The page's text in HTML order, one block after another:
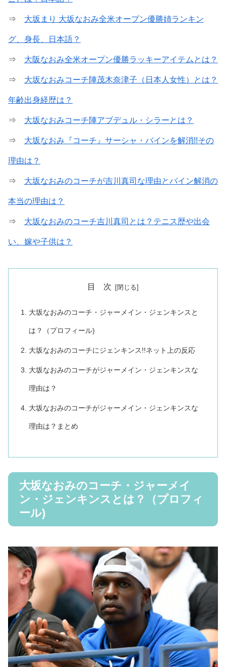
⇒ 大坂まり 大坂なおみ全米オープン優勝姉ランキン
グ、身長、日本語？
⇒ 大阪なおみ全米オープン優勝ラッキーアイテムとは？
⇒ 大坂なおみコーチ陣茂木奈津子（日本人女性）とは？
年齢出身経歴は？
⇒ 大坂なおみコーチ陣アブデュル・シラーとは？
⇒ 大坂なおみ『コーチ』サーシャ・バインを解消!!その
理由は？
⇒ 大坂なおみのコーチが吉川真司な理由とバイン解消の
本当の理由は？
⇒ 大坂なおみのコーチ吉川真司とは？テニス歴や出会
い、嫁や子供は？
目 次
大坂なおみのコーチ・ジャーメイン・ジェンキンスと
は？（プロフィール)
大坂なおみのコーチにジェンキンス!!ネット上の反応
大坂なおみのコーチがジャーメイン・ジェンキンスな
理由は？
大坂なおみのコーチがジャーメイン・ジェンキンスな
理由は？まとめ
大坂なおみのコーチ・ジャーメイ
ン・ジェンキンスとは？（プロフィ
ール)